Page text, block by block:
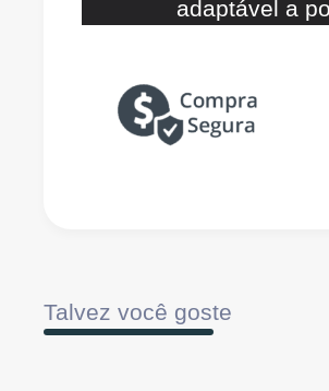
adaptável a
Talvez você goste